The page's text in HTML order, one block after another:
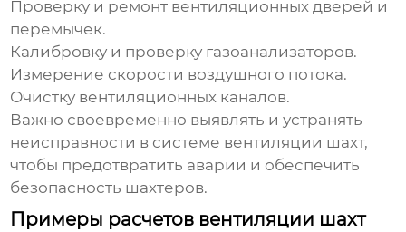
Проверку и ремонт вентиляционных дверей и
перемычек.
Калибровку и проверку газоанализаторов.
Измерение скорости воздушного потока.
Очистку вентиляционных каналов.
Важно своевременно выявлять и устранять
неисправности в системе вентиляции шахт,
чтобы предотвратить аварии и обеспечить
безопасность шахтеров.
Примеры расчетов вентиляции шахт